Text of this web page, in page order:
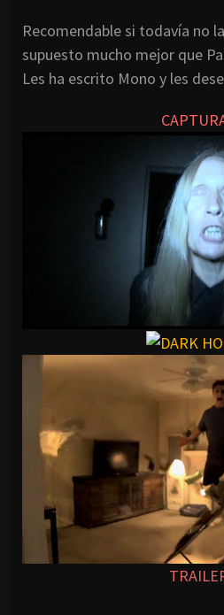
Recomendable si todavía no
supuesto mucho mejor que
Les ha escrito Mono y les